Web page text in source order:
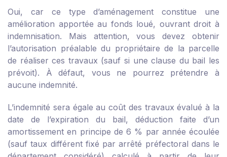
Oui, car ce type d’aménagement constitue une
amélioration apportée au fonds loué, ouvrant droit à
indemnisation. Mais attention, vous devez obtenir
l’autorisation préalable du propriétaire de la parcelle
de réaliser ces travaux (sauf si une clause du bail les
prévoit). À défaut, vous ne pourrez prétendre à
aucune indemnité.
L’indemnité sera égale au coût des travaux évalué à la
date de l’expiration du bail, déduction faite d’un
amortissement en principe de 6 % par année écoulée
(sauf taux différent fixé par arrêté préfectoral dans le